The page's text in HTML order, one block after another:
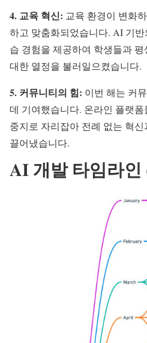
4. 교육 혁신: 교육 환경이 변화
하고 맞춤화되었습니다. AI 기
습 경험을 제공하여 학생들과
대한 열정을 불러일으켰습니다.
5. 커뮤니티의 힘: 이번 해는 커
데 기여했습니다. 온라인 플랫
중지로 자리잡아 전례 없는 혁
끌어냈습니다.
AI 개발 타임라인